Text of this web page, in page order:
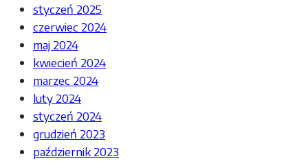
styczeń 2025
czerwiec 2024
maj 2024
kwiecień 2024
marzec 2024
luty 2024
styczeń 2024
grudzień 2023
październik 2023